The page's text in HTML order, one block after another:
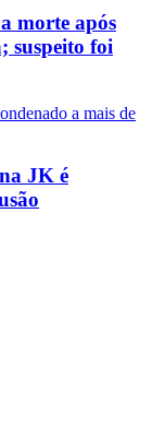
morte após
suspeito foi
JK é